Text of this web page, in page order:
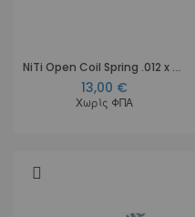
NiTi Open Coil Spring .012 x .030, 18 cm
13,00 €
Χωρίς ΦΠΑ